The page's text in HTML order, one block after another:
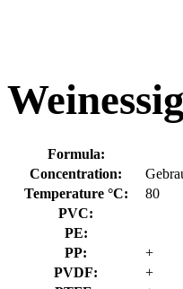
Weinessig
Formula:
Concentration:
Temperature °C:
80
PVC:
PE:
PP:
+
PVDF:
+